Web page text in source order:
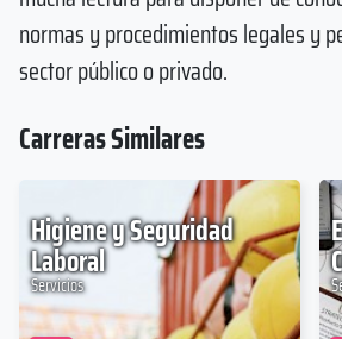
normas y procedimientos legales y
sector público o privado.
Carreras Similares
Higiene y Seguridad
Laboral
Servicios